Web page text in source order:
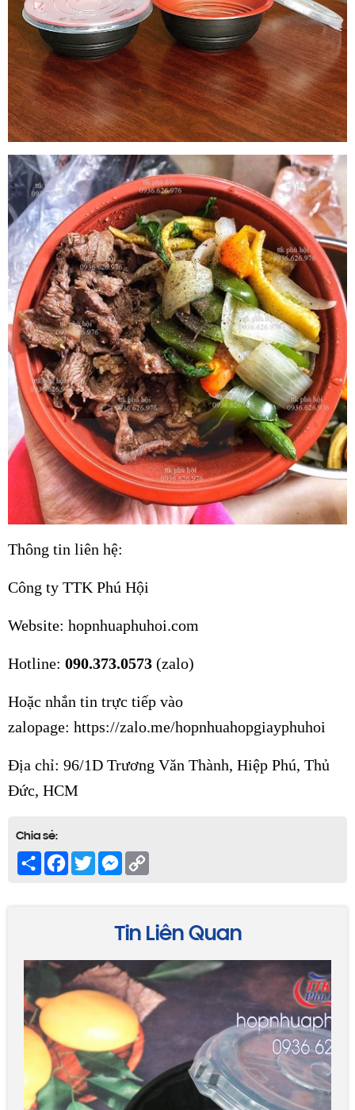
Thông tin liên hệ:
Công ty TTK Phú Hội
Website: hopnhuaphuhoi.com
Hotline: 090.373.0573 (zalo)
Hoặc nhắn tin trực tiếp vào
zalopage: https://zalo.me/hopnhuahopgiayphuhoi
Địa chỉ: 96/1D Trương Văn Thành, Hiệp Phú, Thủ
Đức, HCM
Chia sẻ:
ShareFacebook
TwitterMessenger
Tin Liên Quan